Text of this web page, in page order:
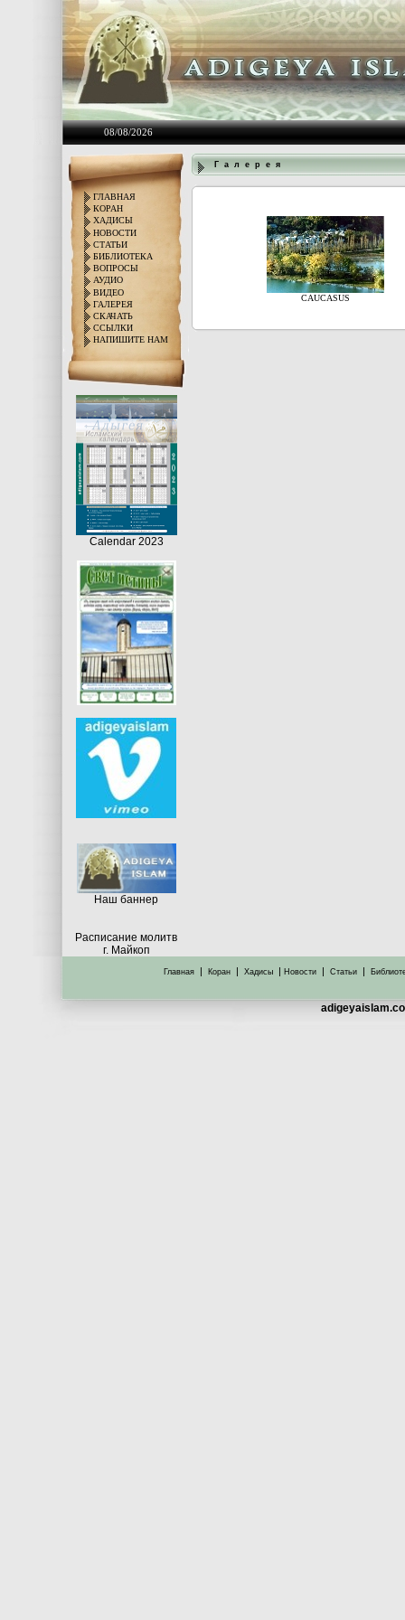
08/08/2026
ГЛАВНАЯ
КОРАН
ХАДИСЫ
НОВОСТИ
СТАТЬИ
БИБЛИОТЕКА
ВОПРОСЫ
АУДИО
ВИДЕО
ГАЛЕРЕЯ
СКАЧАТЬ
ССЫЛКИ
НАПИШИТЕ НАМ
Calendar 2023
Hаш баннер
Расписание молитв
г. Майкоп
Г а л е р е я
CAUCASUS
Главная | Коран | Хадисы | Новости | Статьи |